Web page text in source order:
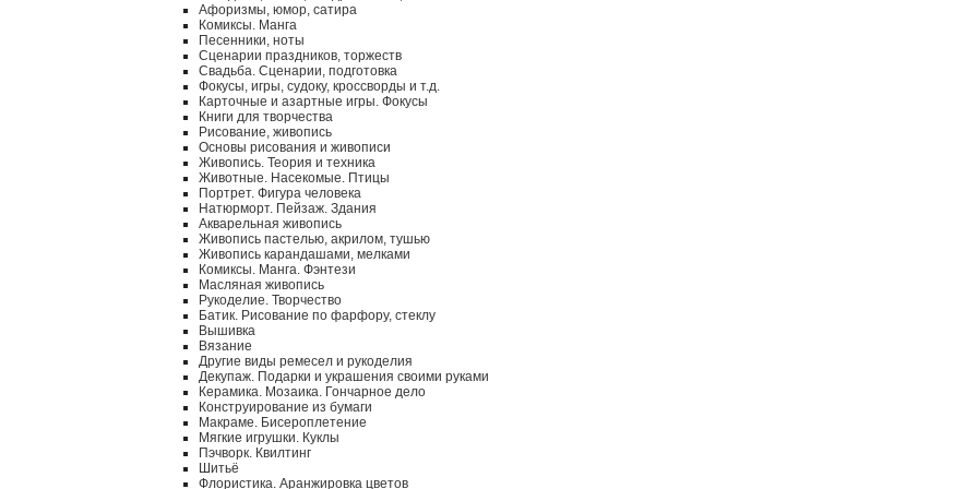
Афоризмы, юмор, сатира
Комиксы. Манга
Песенники, ноты
Сценарии праздников, торжеств
Свадьба. Сценарии, подготовка
Фокусы, игры, судоку, кроссворды и т.д.
Карточные и азартные игры. Фокусы
Книги для творчества
Рисование, живопись
Основы рисования и живописи
Живопись. Теория и техника
Животные. Насекомые. Птицы
Портрет. Фигура человека
Натюрморт. Пейзаж. Здания
Акварельная живопись
Живопись пастелью, акрилом, тушью
Живопись карандашами, мелками
Комиксы. Манга. Фэнтези
Масляная живопись
Рукоделие. Творчество
Батик. Рисование по фарфору, стеклу
Вышивка
Вязание
Другие виды ремесел и рукоделия
Декупаж. Подарки и украшения своими руками
Керамика. Мозаика. Гончарное дело
Конструирование из бумаги
Макраме. Бисероплетение
Мягкие игрушки. Куклы
Пэчворк. Квилтинг
Шитьё
Флористика. Аранжировка цветов